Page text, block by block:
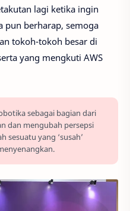
lagi ketika ingin
pun berharap, semoga
tokoh-tokoh besar di
yang mengkuti AWS
sebagai bagian dari
dan mengubah persepsi
sesuatu yang ‘susah’